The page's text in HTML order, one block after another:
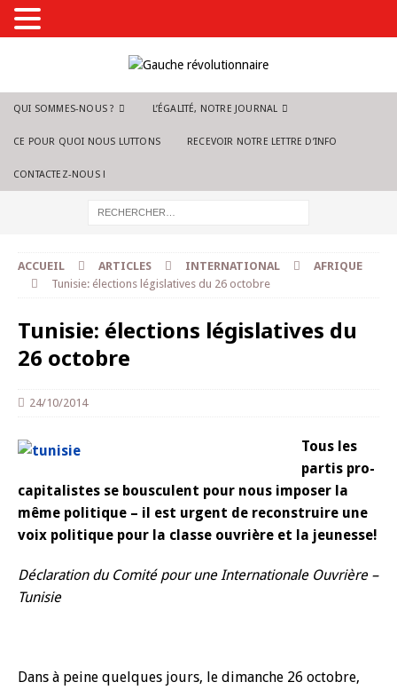
QUI SOMMES-NOUS ? L’ÉGALITÉ, NOTRE JOURNAL
CE POUR QUOI NOUS LUTTONS RECEVOIR NOTRE LETTRE D’INFO
CONTACTEZ-NOUS !
ACCUEIL ARTICLES INTERNATIONAL
AFRIQUE
Tunisie: élections législatives du 26 octobre
Tunisie: élections législatives du
26 octobre
24/10/2014
Tous les
partis pro-
capitalistes se bousculent pour nous imposer la
même politique – il est urgent de reconstruire une
voix politique pour la classe ouvrière et la jeunesse!
Déclaration du Comité pour une Internationale Ouvrière –
Tunisie
Dans à peine quelques jours, le dimanche 26 octobre,